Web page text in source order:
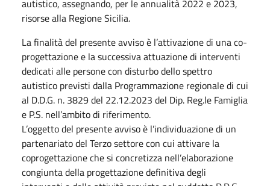
autistico, assegnando, per le annualità 2022 e 2023,
risorse alla Regione Sicilia.
La finalità del presente avviso è l’attivazione di una co-
progettazione e la successiva attuazione di interventi
dedicati alle persone con disturbo dello spettro
autistico previsti dalla Programmazione regionale di cui
al D.D.G. n. 3829 del 22.12.2023 del Dip. Reg.le Famiglia
e P.S. nell’ambito di riferimento.
L’oggetto del presente avviso è l’individuazione di un
partenariato del Terzo settore con cui attivare la
coprogettazione che si concretizza nell’elaborazione
congiunta della progettazione definitiva degli